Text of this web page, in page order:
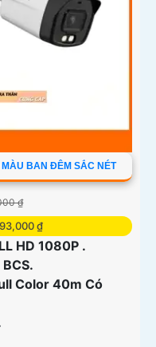
BAN ĐÊM SẮC NÉT
₫
₫
HD 1080P .
Color 40m Có